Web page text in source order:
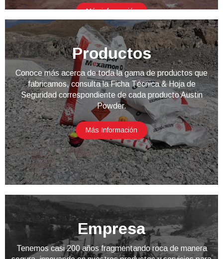
Más información
Productos
Conoce más acerca de toda la gama de productos que
fabricamos, consulta la Ficha Técnica & Hoja de
Seguridad correspondiente de cada producto Austin
Powder.
Más Información
Empresa
Tenemos casi 200 años fragmentando roca de manera